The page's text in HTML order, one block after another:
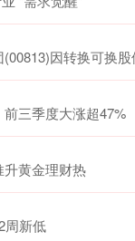
因转换可换
三季度大涨超47%
黄金理财热
周新低